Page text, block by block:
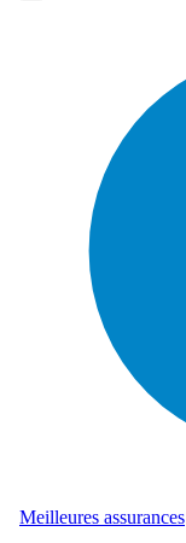
Meilleures assurances